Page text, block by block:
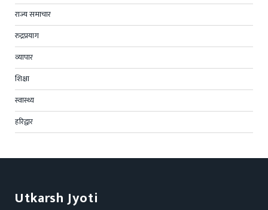
राज्य समाचार
रुद्रप्रयाग
व्यापार
शिक्षा
स्वास्थ्य
हरिद्वार
Utkarsh Jyoti